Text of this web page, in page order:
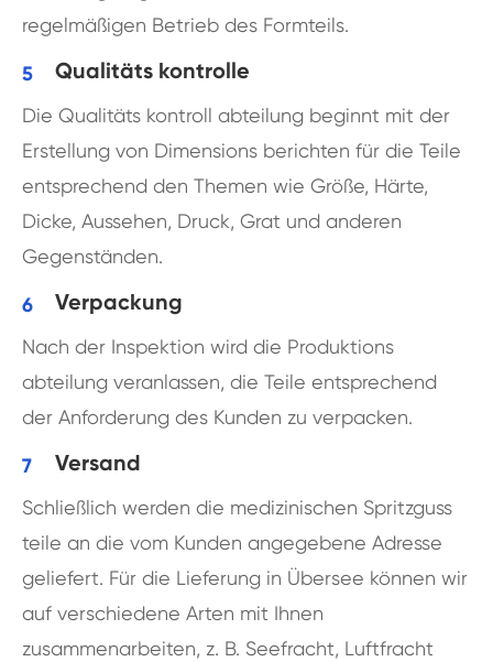
regelmäßigen Betrieb des Formteils.
Qualitäts kontrolle
Die Qualitäts kontroll abteilung beginnt mit der
Erstellung von Dimensions berichten für die Teile
entsprechend den Themen wie Größe, Härte,
Dicke, Aussehen, Druck, Grat und anderen
Gegenständen.
Verpackung
Nach der Inspektion wird die Produktions
abteilung veranlassen, die Teile entsprechend
der Anforderung des Kunden zu verpacken.
Versand
Schließlich werden die medizinischen Spritzguss
teile an die vom Kunden angegebene Adresse
geliefert. Für die Lieferung in Übersee können wir
auf verschiedene Arten mit Ihnen
zusammenarbeiten, z. B. Seefracht, Luftfracht